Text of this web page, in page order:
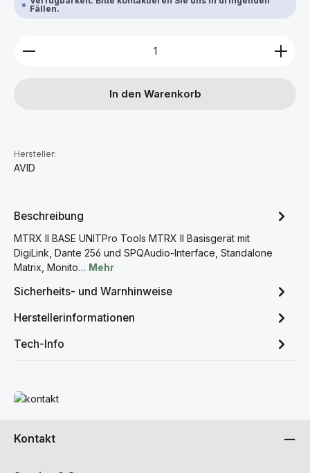
Fällen.
Produkt Anzahl: Gib den gewünschten Wert ein
In den Warenkorb
Hersteller:
AVID
Beschreibung
MTRX II BASE UNITPro Tools MTRX II Basisgerät mit
DigiLink, Dante 256 und SPQAudio-Interface, Standalone
Matrix, Monito… Mehr
Sicherheits- und Warnhinweise
Herstellerinformationen
Tech-Info
Mehr erfahren
Kontakt